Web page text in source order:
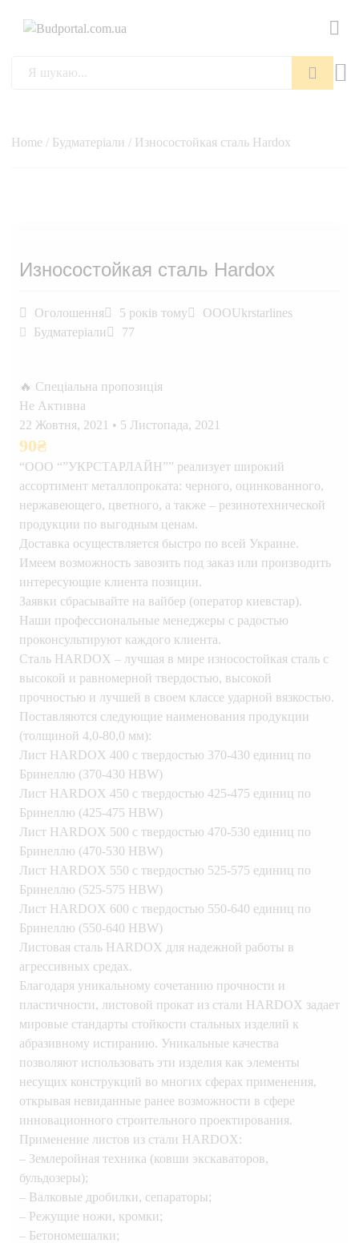
Home / Будматеріали / Износостойкая сталь Hardox
Износостойкая сталь Hardox
Оголошення 5 років тому
OOOUkrstarlines
Будматеріали
77
🔥 Спеціальна пропозиція
Не Активна
22 Жовтня, 2021 • 5 Листопада, 2021
90₴
“ООО “”УКРСТАРЛАЙН”” реализует широкий
ассортимент металлопроката: черного, оцинкованного,
нержавеющего, цветного, а также – резинотехнической
продукции по выгодным ценам.
Доставка осуществляется быстро по всей Украине.
Имеем возможность завозить под заказ или производить
интересующие клиента позиции.
Заявки сбрасывайте на вайбер (оператор киевстар).
Наши профессиональные менеджеры с радостью
проконсультируют каждого клиента.
Сталь HARDOX – лучшая в мире износостойкая сталь с
высокой и равномерной твердостью, высокой
прочностью и лучшей в своем классе ударной вязкостью.
Поставляются следующие наименования продукции
(толщиной 4,0-80,0 мм):
Лист HARDOX 400 с твердостью 370-430 единиц по
Бринеллю (370-430 HBW)
Лист HARDOX 450 с твердостью 425-475 единиц по
Бринеллю (425-475 HBW)
Лист HARDOX 500 с твердостью 470-530 единиц по
Бринеллю (470-530 HBW)
Лист HARDOX 550 с твердостью 525-575 единиц по
Бринеллю (525-575 HBW)
Лист HARDOX 600 с твердостью 550-640 единиц по
Бринеллю (550-640 HBW)
Листовая сталь HARDOX для надежной работы в
агрессивных средах.
Благодаря уникальному сочетанию прочности и
пластичности, листовой прокат из стали HARDOX задает
мировые стандарты стойкости стальных изделий к
абразивному истиранию. Уникальные качества
позволяют использовать эти изделия как элементы
несущих конструкций во многих сферах применения,
открывая невиданные ранее возможности в сфере
инновационного строительного проектирования.
Применение листов из стали HARDOX:
– Землеройная техника (ковши экскаваторов,
бульдозеры);
– Валковые дробилки, сепараторы;
– Режущие ножи, кромки;
– Бетономешалки;